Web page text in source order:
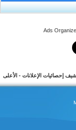
Ads
إحصائيات الإعلانات- الأعلى